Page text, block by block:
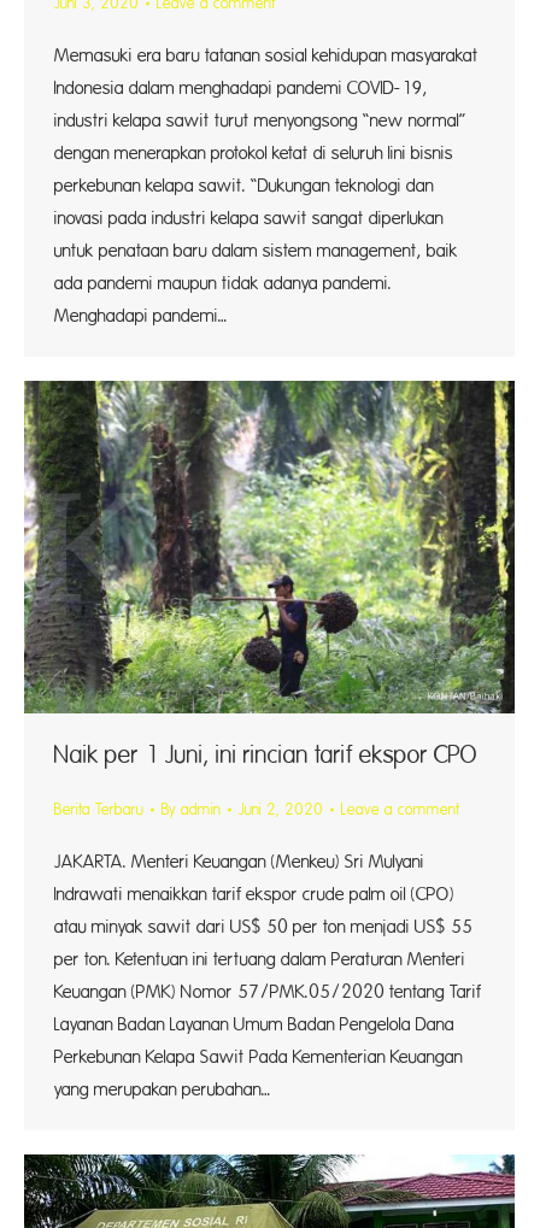
Juni 3, 2020 Leave a comment
Memasuki era baru tatanan sosial kehidupan masyarakat
Indonesia dalam menghadapi pandemi COVID-19,
industri kelapa sawit turut menyongsong “new normal”
dengan menerapkan protokol ketat di seluruh lini bisnis
perkebunan kelapa sawit. “Dukungan teknologi dan
inovasi pada industri kelapa sawit sangat diperlukan
untuk penataan baru dalam sistem management, baik
ada pandemi maupun tidak adanya pandemi.
Menghadapi pandemi…
Naik per 1 Juni, ini rincian tarif ekspor CPO
Berita Terbaru By admin Juni 2, 2020 Leave a comment
JAKARTA. Menteri Keuangan (Menkeu) Sri Mulyani
Indrawati menaikkan tarif ekspor crude palm oil (CPO)
atau minyak sawit dari US$ 50 per ton menjadi US$ 55
per ton. Ketentuan ini tertuang dalam Peraturan Menteri
Keuangan (PMK) Nomor 57/PMK.05/2020 tentang Tarif
Layanan Badan Layanan Umum Badan Pengelola Dana
Perkebunan Kelapa Sawit Pada Kementerian Keuangan
yang merupakan perubahan…